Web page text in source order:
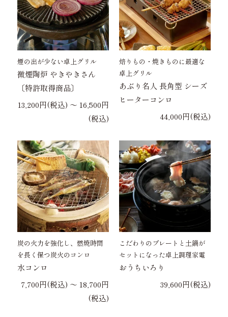
煙の出が少ない卓上グリル
微煙陶炉 やきやきさん
〔特許取得商品〕
13,200円(税込) 〜 16,500円
(税込)
焙りもの・焼きものに最適な
卓上グリル
あぶり名人 長角型 シーズ
ヒーターコンロ
44,000円(税込)
炭の火力を強化し、燃焼時間
を長く保つ炭火のコンロ
水コンロ
7,700円(税込) 〜 18,700円
(税込)
こだわりのプレートと土鍋が
セットになった卓上調理家電
おうちいろり
39,600円(税込)